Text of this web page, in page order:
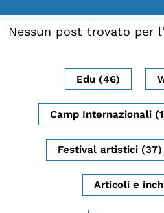
LA FONDAZIONE
Archivio
Archivi del presente
Biblioteca
Mostre digitali
Nessun post trovato per
Edu (46)
Camp Internazionali
Festival artistici (37)
Articoli e